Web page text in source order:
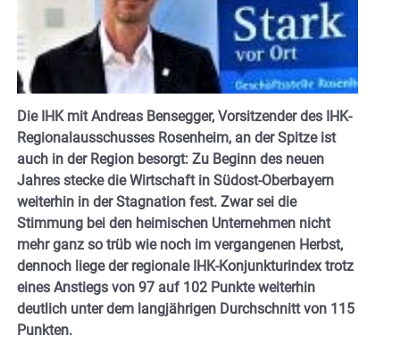
Die IHK mit Andreas Bensegger, Vorsitzender des IHK-
Regionalausschusses Rosenheim, an der Spitze ist
auch in der Region besorgt: Zu Beginn des neuen
Jahres stecke die Wirtschaft in Südost-Oberbayern
weiterhin in der Stagnation fest. Zwar sei die
Stimmung bei den heimischen Unternehmen nicht
mehr ganz so trüb wie noch im vergangenen Herbst,
dennoch liege der regionale IHK-Konjunkturindex trotz
eines Anstiegs von 97 auf 102 Punkte weiterhin
deutlich unter dem langjährigen Durchschnitt von 115
Punkten.